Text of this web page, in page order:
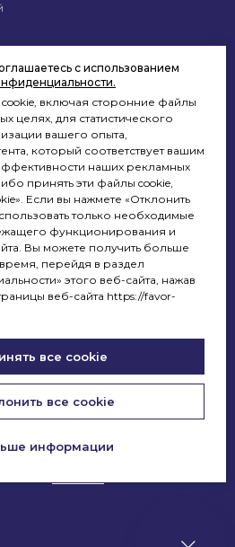
с использованием
включая сторонние файлы
целях, для статистического
вашего опыта,
который соответствует вашим
наших рекламных
принять эти файлы cookie,
Если вы нажмете «Отклонить
только необходимые
функционирования и
Вы можете получить больше
перейдя в раздел
этого веб-сайта, нажав
веб-сайта https://favor-
все cookie
все cookie
информации
Помощь
производственного
комплекса
Документы